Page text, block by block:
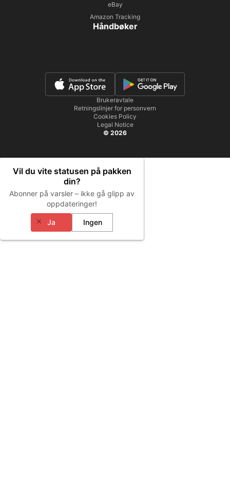
eBay
Amazon Tracking
Håndbøker
Brukeravtale
Retningslinjer for personvern
Cookies Policy
Legal Notice
© 2026
Vil du vite statusen på pakken
din?
Abonner på varsler – ikke gå glipp av
oppdateringer!
Ja Ingen